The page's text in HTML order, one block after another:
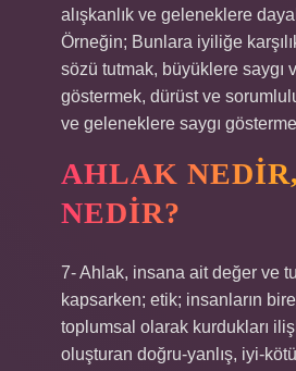
alışkanlık ve geleneklere
Örneğin; Bunlara iyiliğe
sözü tutmak, büyüklere saygı
göstermek, dürüst ve
ve geleneklere saygı
AHLAK
NEDIR?
7- Ahlak, insana ait değer ve
kapsarken; etik; insanların
toplumsal olarak kurdukları
oluşturan doğru-yanlış, iyi-